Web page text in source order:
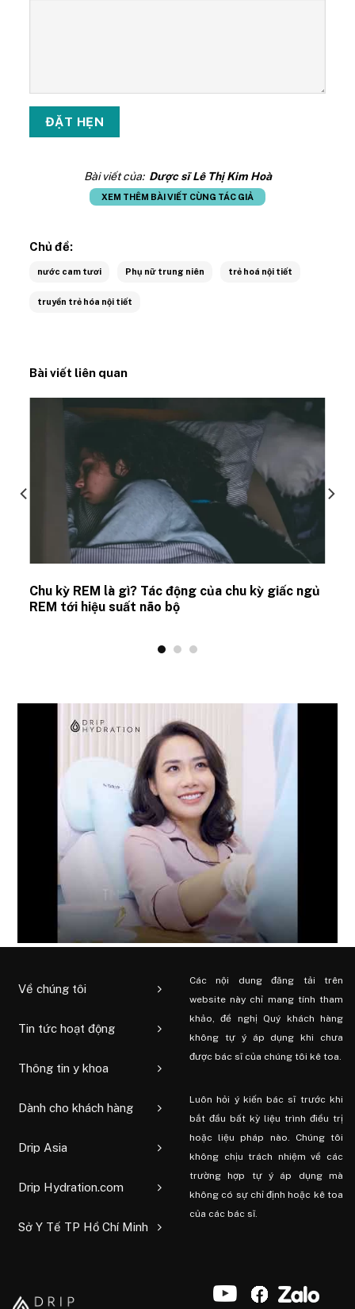
Bài viết của: Dược sĩ Lê Thị Kim Hoà
XEM THÊM BÀI VIẾT CÙNG TÁC GIẢ
Chủ đề:
nước cam tươi Phụ nữ trung niên trẻ hoá nội tiết
truyền trẻ hóa nội tiết
Bài viết liên quan
Chu kỳ REM là gì? Tác động của chu kỳ giấc ngủ
REM tới hiệu suất não bộ
Về chúng tôi
Tin tức hoạt động
Thông tin y khoa
Dành cho khách hàng
Drip Asia
Drip Hydration.com
Sở Y Tế TP Hồ Chí Minh
Các nội dung đăng tải trên
website này chỉ mang tính tham
khảo, đề nghị Quý khách hàng
không tự ý áp dụng khi chưa
được bác sĩ của chúng tôi kê toa.
Luôn hỏi ý kiến ​​bác sĩ trước khi
bắt đầu bất kỳ liệu trình điều trị
hoặc liệu pháp nào. Chúng tôi
không chịu trách nhiệm về các
trường hợp tự ý áp dụng mà
không có sự chỉ định hoặc kê toa
của các bác sĩ.